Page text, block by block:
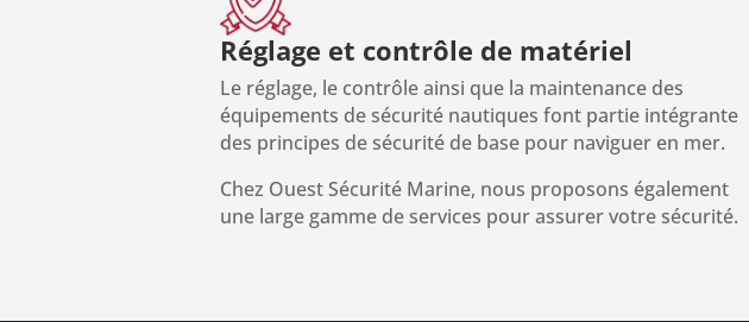
Réglage et contrôle de matériel
Le réglage, le contrôle ainsi que la maintenance des
équipements de sécurité nautiques font partie intégrante
des principes de sécurité de base pour naviguer en mer.
Chez Ouest Sécurité Marine, nous proposons également
une large gamme de services pour assurer votre sécurité.